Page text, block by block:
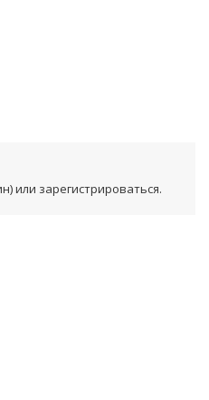
или зарегистрироваться.